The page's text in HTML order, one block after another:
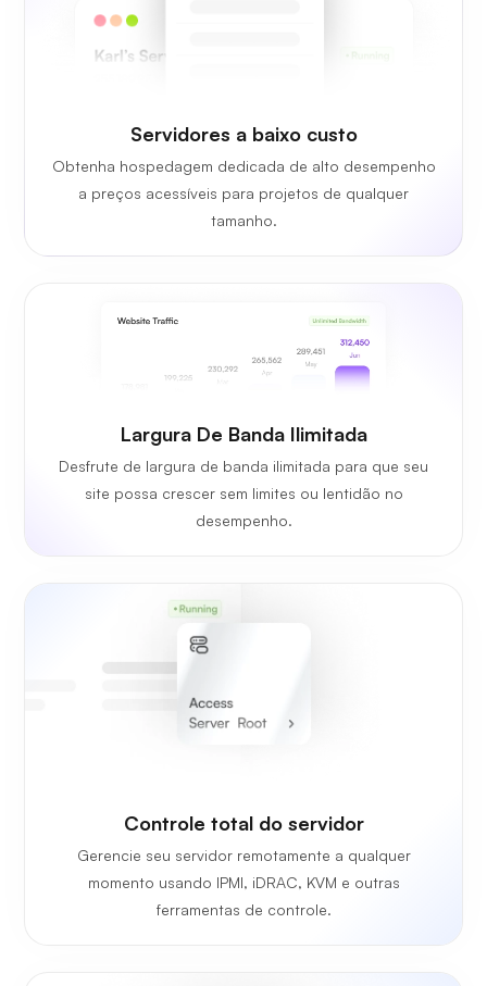
Servidores a baixo custo
Obtenha hospedagem dedicada de alto desempenho
a preços acessíveis para projetos de qualquer
tamanho.
Largura De Banda Ilimitada
Desfrute de largura de banda ilimitada para que seu
site possa crescer sem limites ou lentidão no
desempenho.
Controle total do servidor
Gerencie seu servidor remotamente a qualquer
momento usando IPMI, iDRAC, KVM e outras
ferramentas de controle.